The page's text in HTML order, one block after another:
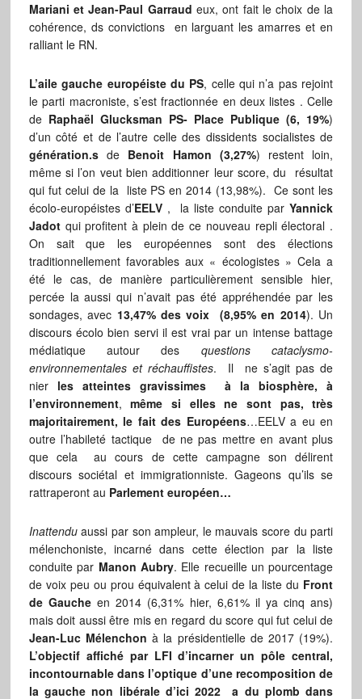
Mariani et Jean-Paul Garraud eux, ont fait le choix de la
cohérence, ds convictions en larguant les amarres et en
ralliant le RN.
L’aile gauche européiste du PS, celle qui n’a pas rejoint
le parti macroniste, s’est fractionnée en deux listes . Celle
de Raphaël Glucksman PS- Place Publique (6, 19%)
d’un côté et de l’autre celle des dissidents socialistes de
génération.sde Benoit Hamon (3,27%) restent loin,
même si l’on veut bien additionner leur score, du résultat
qui fut celui de la liste PS en 2014 (13,98%). Ce sont les
écolo-européistes d’EELV, la liste conduite par Yannick
Jadotqui profitent à plein de ce nouveau repli électoral .
On sait que les européennes sont des élections
traditionnellement favorables aux « écologistes » Cela a
été le cas, de manière particulièrement sensible hier,
percée la aussi qui n’avait pas été appréhendée par les
sondages, avec 13,47% des voix (8,95% en 2014). Un
discours écolo bien servi il est vrai par un intense battage
médiatique autour des questions cataclysmo-
environnementales et réchauffistes. Il ne s’agit pas de
nier les atteintes gravissimes à la biosphère, à
l’environnement,même si elles ne sont pas, très
majoritairement, le fait des Européens…EELV a eu en
outre l’habileté tactique de ne pas mettre en avant plus
que cela au cours de cette campagne son délirent
discours sociétal et immigrationniste. Gageons qu’ils se
rattraperont au Parlement européen…
Inattenduaussi par son ampleur, le mauvais score du parti
mélenchoniste, incarné dans cette élection par la liste
conduite par Manon Aubry. Elle recueille un pourcentage
de voix peu ou prou équivalent à celui de la liste du Front
de Gaucheen 2014 (6,31% hier, 6,61% il ya cinq ans)
mais doit aussi être mis en regard du score qui fut celui de
Jean-Luc Mélenchon à la présidentielle de 2017 (19%).
L’objectif affiché par LFI d’incarner un pôle central,
incontournable dans l’optique d’une recomposition de
la gauche non libérale d’ici 2022 a du plomb dans